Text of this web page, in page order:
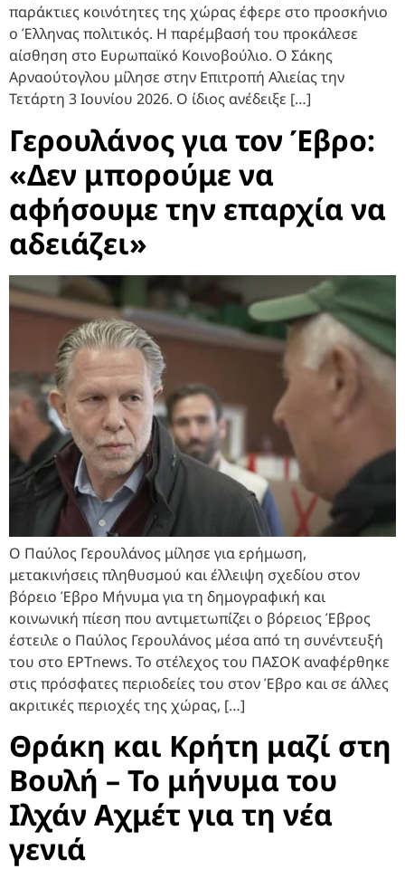
παράκτιες κοινότητες της χώρας έφερε στο προσκήνιο
ο Έλληνας πολιτικός. Η παρέμβασή του προκάλεσε
αίσθηση στο Ευρωπαϊκό Κοινοβούλιο. Ο Σάκης
Αρναούτογλου μίλησε στην Επιτροπή Αλιείας την
Τετάρτη 3 Ιουνίου 2026. Ο ίδιος ανέδειξε […]
Γερουλάνος για τον Έβρο:
«Δεν μπορούμε να
αφήσουμε την επαρχία να
αδειάζει»
Ο Παύλος Γερουλάνος μίλησε για ερήμωση,
μετακινήσεις πληθυσμού και έλλειψη σχεδίου στον
βόρειο Έβρο Μήνυμα για τη δημογραφική και
κοινωνική πίεση που αντιμετωπίζει ο βόρειος Έβρος
έστειλε ο Παύλος Γερουλάνος μέσα από τη συνέντευξή
του στο ΕΡΤnews. Το στέλεχος του ΠΑΣΟΚ αναφέρθηκε
στις πρόσφατες περιοδείες του στον Έβρο και σε άλλες
ακριτικές περιοχές της χώρας, […]
Θράκη και Κρήτη μαζί στη
Βουλή – Το μήνυμα του
Ιλχάν Αχμέτ για τη νέα
γενιά